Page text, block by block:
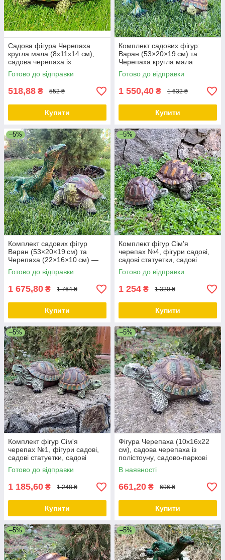
Садова фігура Черепаха
кругла мала (8х11х14 см),
садова черепаха із
полістоуну, садово-паркові
фігурки
Готово до відправки
518,88 ₴ 552 ₴
Купити
Комплект садових фігур:
Варан (53×20×19 см) та
Черепаха кругла мала
(14×11×8 см), декор для саду
з полістоуну
Готово до відправки
1 550,40 ₴ 1 632 ₴
Купити
–5%
Комплект садових фігур
Варан (53×20×19 см) та
Черепаха (22×16×10 см) —
декоративні фігури з
полістоуну
Готово до відправки
1 675,80 ₴ 1 764 ₴
Купити
–5%
Комплект фігур Сім'я
черепах №4, фігури садові,
садові статуетки, садові
фігури з полістоуну
Готово до відправки
1 254 ₴ 1 320 ₴
Купити
–5%
Комплект фігур Сім'я
черепах №1, фігури садові,
садові статуетки, садові
фігури з полістоуну
Готово до відправки
1 185,60 ₴ 1 248 ₴
Купити
–5%
Фігура Черепаха (10х16х22
см), садова черепаха із
полістоуну, садово-паркові
фігури
В наявності
661,20 ₴ 696 ₴
Купити
–5% –5%